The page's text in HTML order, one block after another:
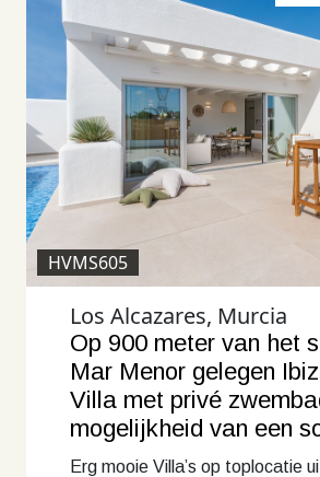
HVMS605
Los Alcazares, Murcia
Op 900 meter van het
Mar Menor gelegen
Villa met privé
mogelijkheid van een
Erg mooie Villa’s op toplocatie